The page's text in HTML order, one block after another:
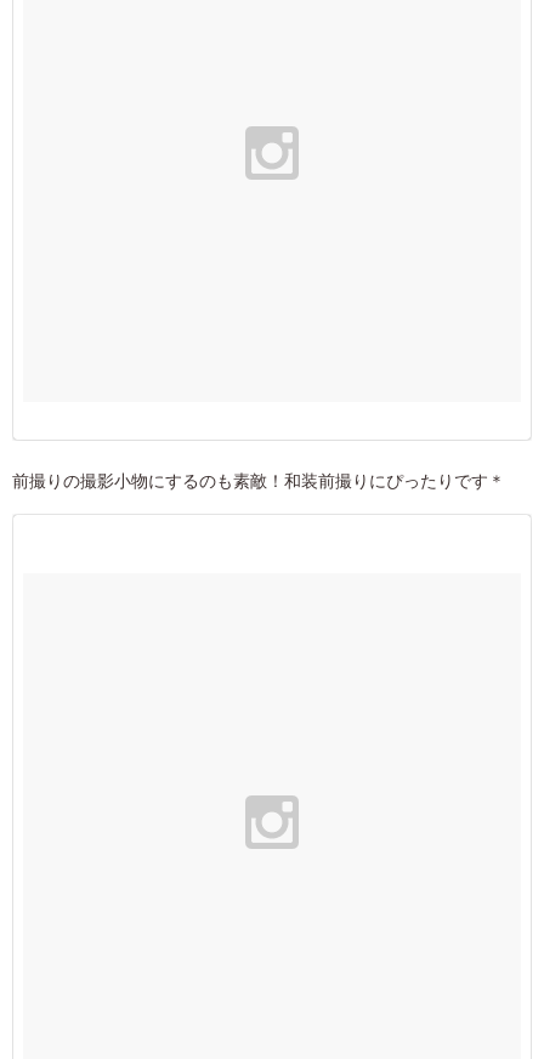
前撮りの撮影小物にするのも素敵！和装前撮りにぴったりです＊